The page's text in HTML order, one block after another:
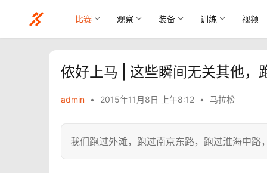
比赛 观察 装备 训练 视频
侬好上马 | 这些瞬间无关其他，
admin • 2015年11月8日 上午8:12 • 马拉松
我们跑过外滩，跑过南京东路，跑过淮海中路